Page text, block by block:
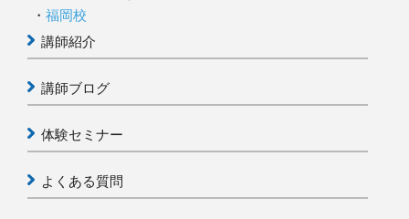
福岡校
講師紹介
講師ブログ
体験セミナー
よくある質問